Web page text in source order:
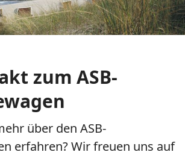
zum ASB-
über den ASB-
erfahren? Wir freuen uns auf